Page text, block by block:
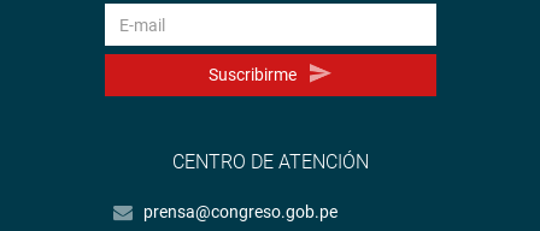
Suscribirme
CENTRO DE ATENCIÓN
prensa@congreso.gob.pe